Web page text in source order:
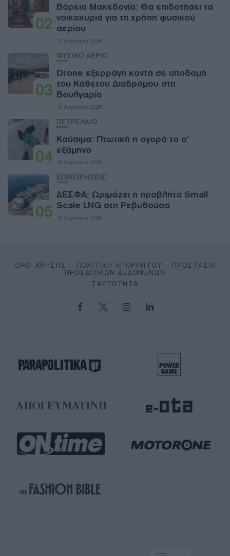
02
Βόρεια Μακεδονία: Θα επιδοτήσει τα
νοικοκυριά για τη χρήση φυσικού
αερίου
10 Αυγούστου 2026
03
ΦΥΣΙΚΟ ΑΕΡΙΟ
Drone εξερράγη κοντά σε υποδομή
του Κάθετου Διαδρόμου στη
Βουλγαρία
10 Αυγούστου 2026
04
ΠΕΤΡΕΛΑΙΟ
Καύσιμα: Πτωτική η αγορά το α’
εξάμηνο
10 Αυγούστου 2026
05
ΕΠΙΧΕΙΡΗΣΕΙΣ
ΔΕΣΦΑ: Ωριμάζει η προβλήτα Small
Scale LNG στη Ρεβυθούσα
10 Αυγούστου 2026
ΌΡΟΙ ΧΡΉΣΗΣ – ΠΟΛΙΤΙΚΉ ΑΠΟΡΡΉΤΟΥ – ΠΡΟΣΤΑΣΊΑ
ΠΡΟΣΩΠΙΚΏΝ ΔΕΔΟΜΈΝΩΝ
ΤΑΥΤΌΤΗΤΑ